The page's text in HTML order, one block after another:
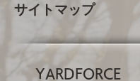
サイトマップ
YARDFORCE